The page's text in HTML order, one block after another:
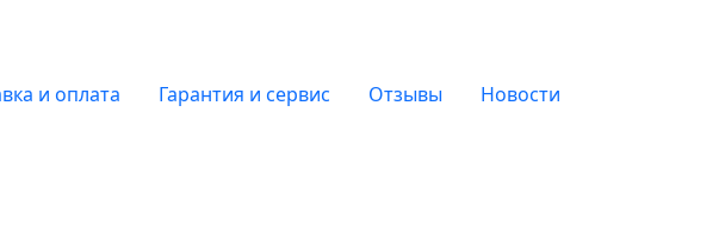
и оплата Гарантия и сервис Отзывы
Новости